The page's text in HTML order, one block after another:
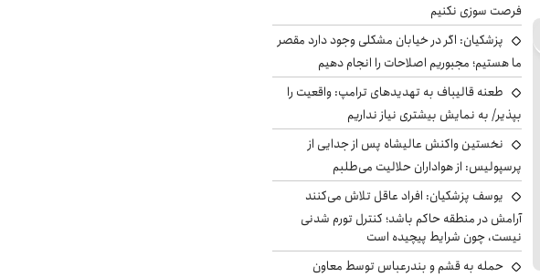
فرصت سوزی نکنیم
پزشکیان: اگر در خیابان مشکلی وجود دارد مقصر
ما هستیم؛ مجبوریم اصلاحات را انجام دهیم
طعنه قالیباف به تهدیدهای ترامپ: واقعیت را
بپذیر/ به نمایش بیشتری نیاز نداریم
نخستین واکنش عالیشاه پس از جدایی از
پرسپولیس: از هواداران حلالیت می‌طلبم
یوسف پزشکیان: افراد عاقل تلاش می‌کنند
آرامش در منطقه حاکم باشد؛ کنترل تورم شدنی
نیست، چون شرایط پیچیده است
حمله به قشم و بندرعباس توسط معاون